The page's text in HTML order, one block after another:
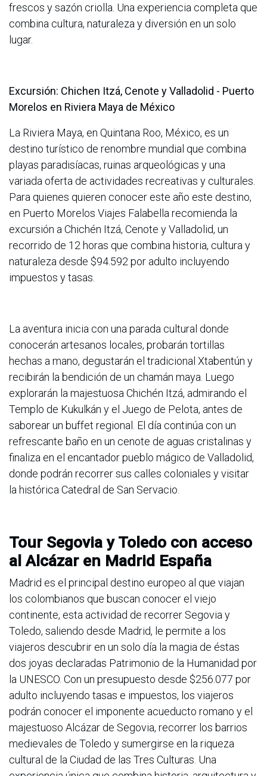
frescos y sazón criolla. Una experiencia completa que
combina cultura, naturaleza y diversión en un solo
lugar.
Excursión: Chichen Itzá, Cenote y Valladolid - Puerto
Morelos en Riviera Maya de México
La Riviera Maya, en Quintana Roo, México, es un
destino turístico de renombre mundial que combina
playas paradisíacas, ruinas arqueológicas y una
variada oferta de actividades recreativas y culturales.
Para quienes quieren conocer este año este destino,
en Puerto Morelos Viajes Falabella recomienda la
excursión a Chichén Itzá, Cenote y Valladolid, un
recorrido de 12 horas que combina historia, cultura y
naturaleza desde $94.592 por adulto incluyendo
impuestos y tasas.
La aventura inicia con una parada cultural donde
conocerán artesanos locales, probarán tortillas
hechas a mano, degustarán el tradicional Xtabentún y
recibirán la bendición de un chamán maya. Luego
explorarán la majestuosa Chichén Itzá, admirando el
Templo de Kukulkán y el Juego de Pelota, antes de
saborear un buffet regional. El día continúa con un
refrescante baño en un cenote de aguas cristalinas y
finaliza en el encantador pueblo mágico de Valladolid,
donde podrán recorrer sus calles coloniales y visitar
la histórica Catedral de San Servacio.
Tour Segovia y Toledo con acceso
al Alcázar en Madrid España
Madrid es el principal destino europeo al que viajan
los colombianos que buscan conocer el viejo
continente, esta actividad de recorrer Segovia y
Toledo, saliendo desde Madrid, le permite a los
viajeros descubrir en un solo día la magia de éstas
dos joyas declaradas Patrimonio de la Humanidad por
la UNESCO. Con un presupuesto desde $256.077 por
adulto incluyendo tasas e impuestos, los viajeros
podrán conocer el imponente acueducto romano y el
majestuoso Alcázar de Segovia, recorrer los barrios
medievales de Toledo y sumergirse en la riqueza
cultural de la Ciudad de las Tres Culturas. Una